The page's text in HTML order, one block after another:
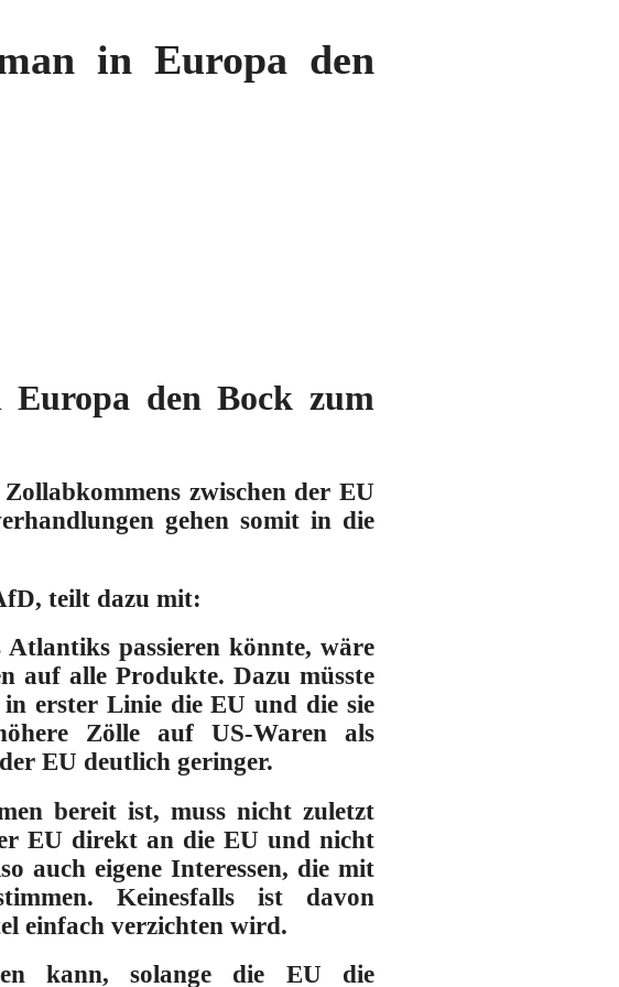
in Europa den
den Bock zum
zwischen der EU
gehen somit in die
teilt dazu mit:
Atlantiks passieren könnte, wäre
auf alle Produkte. Dazu müsste
erster Linie die EU und die sie
Zölle auf US-Waren als
EU deutlich geringer.
bereit ist, muss nicht zuletzt
EU direkt an die EU und nicht
auch eigene Interessen, die mit
Keinesfalls ist davon
einfach verzichten wird.
kann, solange die EU die